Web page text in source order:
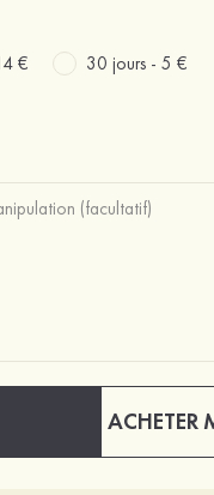
€ 30 jours -5 €
ACHETER